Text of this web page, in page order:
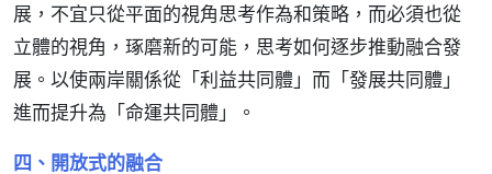
展，不宜只從平面的視角思考作為和策略，而必須也從
立體的視角，琢磨新的可能，思考如何逐步推動融合發
展。以使兩岸關係從「利益共同體」而「發展共同體」
進而提升為「命運共同體」。
四、開放式的融合